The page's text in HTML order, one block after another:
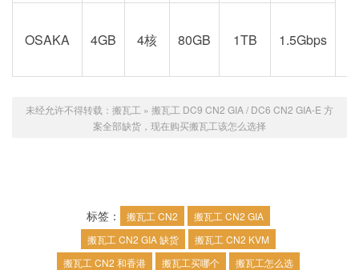
OSAKA
4GB 4核 80GB 1TB 1.5Gbps
未经允许不得转载： 搬瓦工 » 搬瓦工 DC9 CN2 GIA / DC6 CN2 GIA-E 方
案全部缺货，现在购买搬瓦工该怎么选择
标签： 搬瓦工 CN2
搬瓦工 CN2 GIA
搬瓦工 CN2 GIA 缺货
搬瓦工 CN2 KVM
搬瓦工 CN2 和香港
搬瓦工买哪个
搬瓦工怎么选